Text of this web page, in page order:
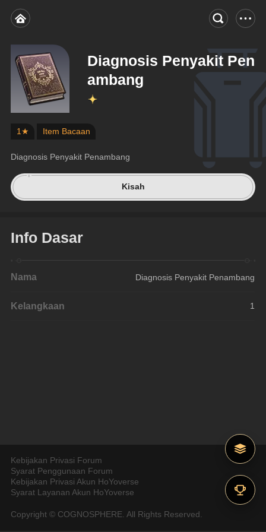
Diagnosis Penyakit Pen
ambang
1★ Item Bacaan
Diagnosis Penyakit Penambang
Kisah
Info Dasar
Nama Diagnosis Penyakit Penambang
Kelangkaan 1
Kebijakan Privasi Forum
Syarat Penggunaan Forum
Kebijakan Privasi Akun HoYoverse
Syarat Layanan Akun HoYoverse
Copyright © COGNOSPHERE. All Rights Reserved.